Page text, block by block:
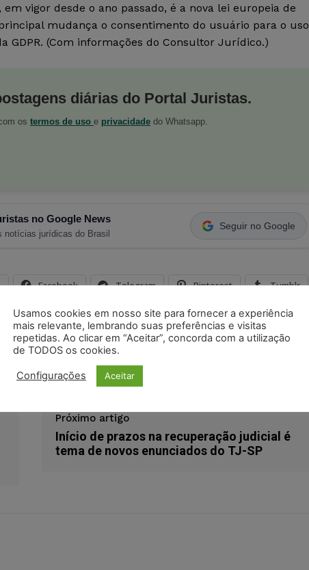
em vigor desde o ano passado, é a nova lei europeia de
mudança o consentimento do usuário para o uso
GDPR. (Com informações do Consultor Jurídico.)
diárias do Portal Juristas.
os termos de uso e privacidade do Whatsapp.
no Google News
notícias jurídicas do Brasil
Seguir no Google
Facebook Telegram Pinterest Tumblr
LinkedIn
Próximo artigo
Início de prazos na recuperação judicial é
tema de novos enunciados do TJ-SP
Usamos cookies em nosso site para fornecer a experiência
mais relevante, lembrando suas preferências e visitas
repetidas. Ao clicar em “Aceitar”, concorda com a utilização
de TODOS os cookies.
Configurações Aceitar